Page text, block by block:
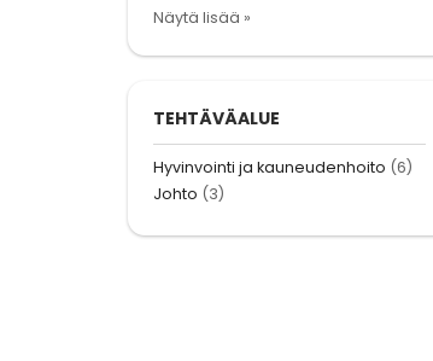
Näytä lisää »
TEHTÄVÄALUE
Hyvinvointi ja kauneudenhoito (6)
Johto (3)